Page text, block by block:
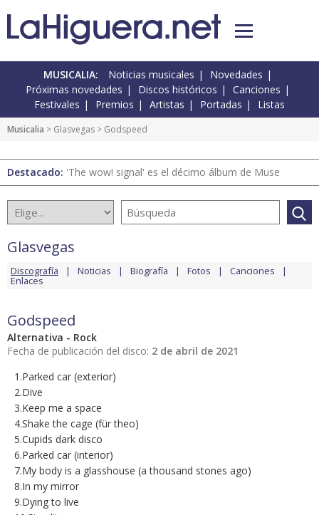
MUSICALIA: Noticias musicales
Novedades
Próximas novedades
Discos históricos
Canciones
Festivales
Premios Artistas Portadas Listas
Musicalia > Glasvegas > Godspeed
Destacado: 'The wow! signal' es el décimo álbum de Muse
Glasvegas
Discografía Noticias Biografía Fotos Canciones
Enlaces
Godspeed
Alternativa - Rock
Fecha de publicación del disco: 2 de abril de 2021
1.Parked car (exterior)
2.Dive
3.Keep me a space
4.Shake the cage (für theo)
5.Cupids dark disco
6.Parked car (interior)
7.My body is a glasshouse (a thousand stones ago)
8.In my mirror
9.Dying to live